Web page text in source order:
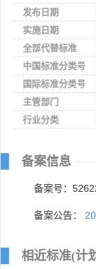
发布日期
实施日期
全部代替标准
中国标准分类号
国际标准分类号
主管部门
行业分类
备案信息
备案号：
备案公告：
相近标准(计